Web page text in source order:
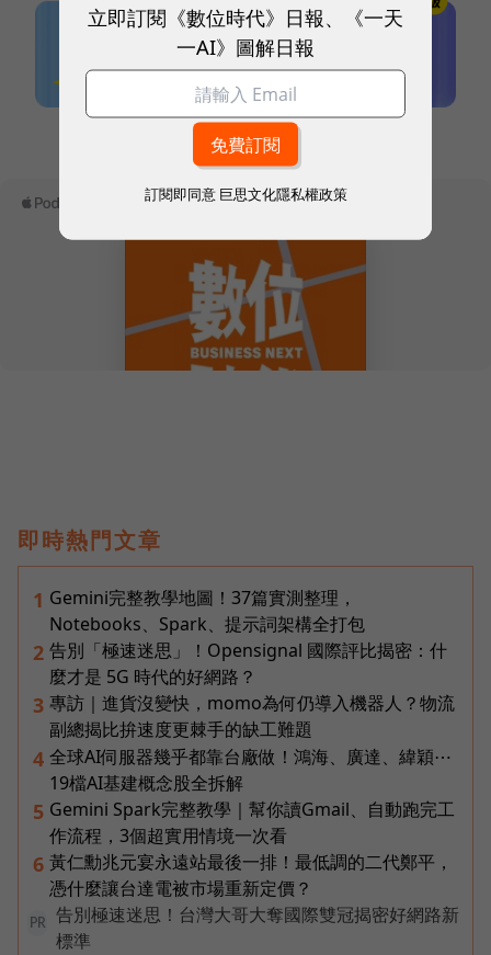
本網站內容未經允許，不得轉載。
即時熱門文章
1 Gemini完整教學地圖！37篇實測整理，
Notebooks、Spark、提示詞架構全打包
2 告別「極速迷思」！Opensignal 國際評比揭密：什
麼才是 5G 時代的好網路？
3 專訪｜進貨沒變快，momo為何仍導入機器人？物流
副總揭比拚速度更棘手的缺工難題
4 全球AI伺服器幾乎都靠台廠做！鴻海、廣達、緯穎⋯
19檔AI基建概念股全拆解
5 Gemini Spark完整教學｜幫你讀Gmail、自動跑完工
作流程，3個超實用情境一次看
6 黃仁勳兆元宴永遠站最後一排！最低調的二代鄭平，
憑什麼讓台達電被市場重新定價？
PR
告別極速迷思！台灣大哥大奪國際雙冠揭密好網路新
標準
立即訂閱《數位時代》日報、《一天
一AI》圖解日報
訂閱即同意 巨思文化隱私權政策